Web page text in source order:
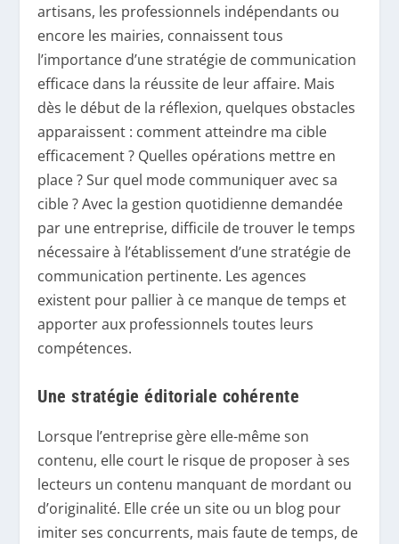
artisans, les professionnels indépendants ou
encore les mairies, connaissent tous
l’importance d’une stratégie de communication
efficace dans la réussite de leur affaire. Mais
dès le début de la réflexion, quelques obstacles
apparaissent : comment atteindre ma cible
efficacement ? Quelles opérations mettre en
place ? Sur quel mode communiquer avec sa
cible ? Avec la gestion quotidienne demandée
par une entreprise, difficile de trouver le temps
nécessaire à l’établissement d’une stratégie de
communication pertinente. Les agences
existent pour pallier à ce manque de temps et
apporter aux professionnels toutes leurs
compétences.
Une stratégie éditoriale cohérente
Lorsque l’entreprise gère elle-même son
contenu, elle court le risque de proposer à ses
lecteurs un contenu manquant de mordant ou
d’originalité. Elle crée un site ou un blog pour
imiter ses concurrents, mais faute de temps, de